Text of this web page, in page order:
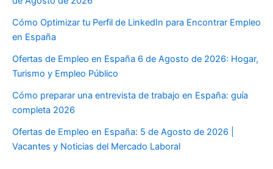
Cómo Optimizar tu Perfil de LinkedIn para Encontrar Empleo
en España
Ofertas de Empleo en España 6 de Agosto de 2026: Hogar,
Turismo y Empleo Público
Cómo preparar una entrevista de trabajo en España: guía
completa 2026
Ofertas de Empleo en España: 5 de Agosto de 2026 |
Vacantes y Noticias del Mercado Laboral